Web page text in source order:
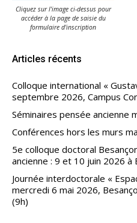
Cliquez sur l'image ci-dessus pour
accéder à la page de saisie du
formulaire d'inscription
Articles récents
Colloque international «
septembre 2026, Campus
Séminaires pensée ancienne
Conférences hors les murs
5e colloque doctoral
ancienne : 9 et 10 juin 2026 à
Journée interdoctorale «
mercredi 6 mai 2026,
(9h)